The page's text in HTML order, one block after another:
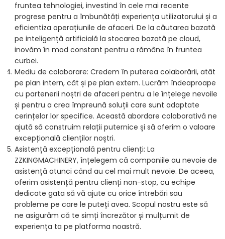
fruntea tehnologiei, investind în cele mai recente
progrese pentru a îmbunătăți experiența utilizatorului și a
eficientiza operațiunile de afaceri. De la căutarea bazată
pe inteligență artificială la stocarea bazată pe cloud,
inovăm în mod constant pentru a rămâne în fruntea
curbei.
Mediu de colaborare: Credem în puterea colaborării, atât
pe plan intern, cât și pe plan extern. Lucrăm îndeaproape
cu partenerii noștri de afaceri pentru a le înțelege nevoile
și pentru a crea împreună soluții care sunt adaptate
cerințelor lor specifice. Această abordare colaborativă ne
ajută să construim relații puternice și să oferim o valoare
excepțională clienților noștri.
Asistență excepțională pentru clienți: La
ZZKINGMACHINERY, înțelegem că companiile au nevoie de
asistență atunci când au cel mai mult nevoie. De aceea,
oferim asistență pentru clienți non-stop, cu echipe
dedicate gata să vă ajute cu orice întrebări sau
probleme pe care le puteți avea. Scopul nostru este să
ne asigurăm că te simți încrezător și mulțumit de
experiența ta pe platforma noastră.